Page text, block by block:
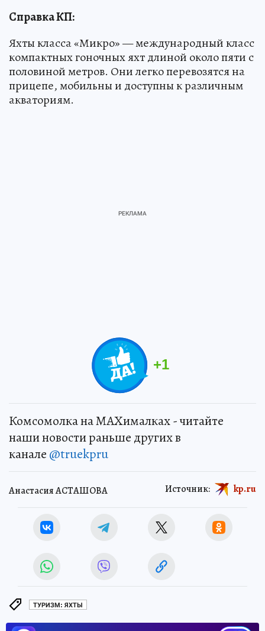
Справка КП:
Яхты класса «Микро» — международный класс
компактных гоночных яхт длиной около пяти с
половиной метров. Они легко перевозятся на
прицепе, мобильны и доступны к различным
акваториям.
+1
Комсомолка на MAXималках - читайте
наши новости раньше других в
канале @truekpru
Анастасия АСТАШОВА Источник: kp.ru
ТУРИЗМ: ЯХТЫ